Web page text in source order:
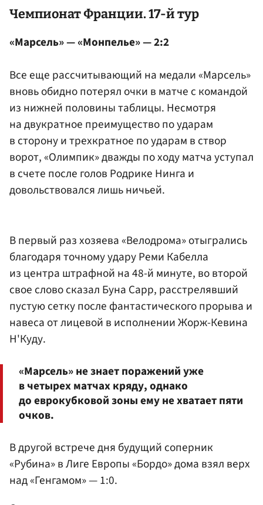
Чемпионат Франции. 17-й тур
«Марсель» — «Монпелье» — 2:2
Все еще рассчитывающий на медали «Марсель»
вновь обидно потерял очки в матче с командой
из нижней половины таблицы. Несмотря
на двукратное преимущество по ударам
в сторону и трехкратное по ударам в створ
ворот, «Олимпик» дважды по ходу матча уступал
в счете после голов Родрике Нинга и
довольствовался лишь ничьей.
В первый раз хозяева «Велодрома» отыгрались
благодаря точному удару Реми Кабелла
из центра штрафной на 48-й минуте, во второй
свое слово сказал Буна Сарр, расстрелявший
пустую сетку после фантастического прорыва и
навеса от лицевой в исполнении Жорж-Кевина
Н'Куду.
«Марсель» не знает поражений уже
в четырех матчах кряду, однако
до еврокубковой зоны ему не хватает пяти
очков.
В другой встрече дня будущий соперник
«Рубина» в Лиге Европы «Бордо» дома взял верх
над «Генгамом» — 1:0.